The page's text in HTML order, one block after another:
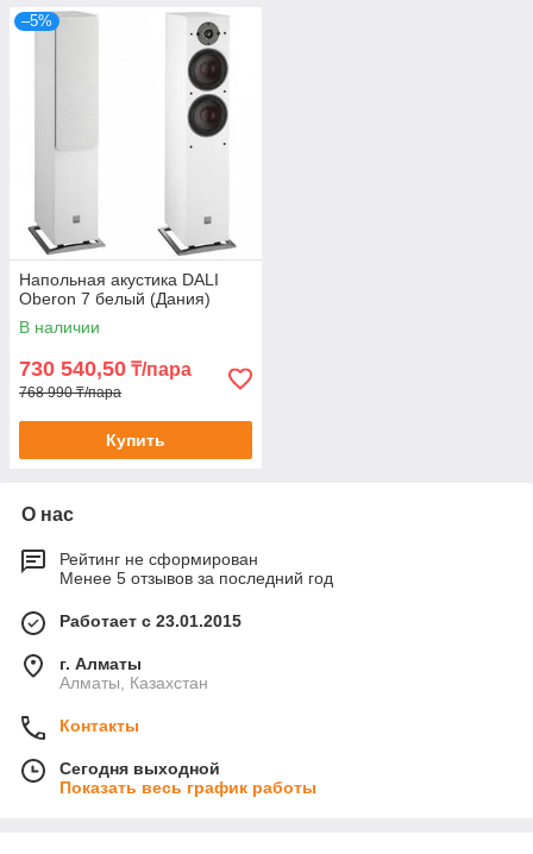
–5%
Напольная акустика DALI
Oberon 7 белый (Дания)
В наличии
730 540,50 ₸/пара
768 990 ₸/пара
Купить
О нас
Рейтинг не сформирован
Менее 5 отзывов за последний год
Работает с 23.01.2015
г. Алматы
Алматы, Казахстан
Контакты
Сегодня выходной
Показать весь график работы